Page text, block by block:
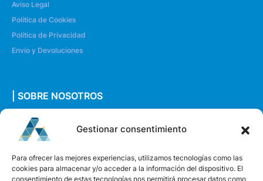
Gestionar consentimiento
Para ofrecer las mejores experiencias, utilizamos tecnologías como las
cookies para almacenar y/o acceder a la información del dispositivo. El
consentimiento de estas tecnologías nos permitirá procesar datos como
Aviso Legal
Política de Cookies
Política de Privacidad
Envío y Devoluciones
| SOBRE NOSOTROS
Quiénes somos
Envíanos un mensaje